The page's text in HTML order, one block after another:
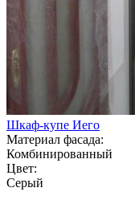
Шкаф-купе Иего
Материал фасада:
Комбинированный
Цвет:
Серый